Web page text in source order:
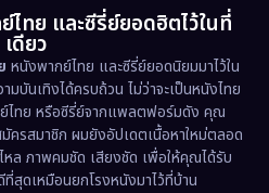
(369)
(331)
(9)
(57)
ทย และซีรี่ย์ยอดฮิตไว้ในที่
เดียว
หนังพากย์ไทย และซีรี่ย์ยอดนิยมมาไว้ใน
มบันเทิงได้ครบถ้วน ไม่ว่าจะเป็นหนังไทย
ไทย หรือซีรี่ย์จากแพลตฟอร์มดัง คุณ
ครสมาชิก ผมยังอัปเดตเนื้อหาใหม่ตลอด
ล ภาพคมชัด เสียงชัด เพื่อให้คุณได้รับ
สุดเหมือนยกโรงหนังมาไว้ที่บ้าน